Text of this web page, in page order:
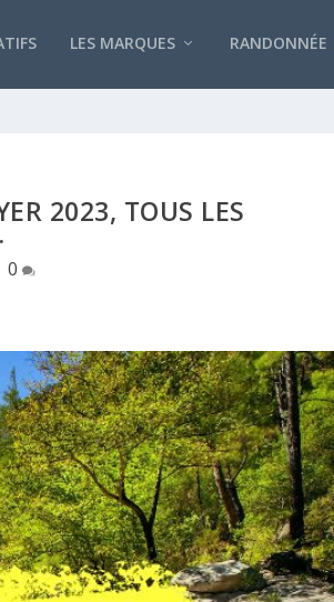
LES MARQUES RANDONNÉE
2023, TOUS LES
0